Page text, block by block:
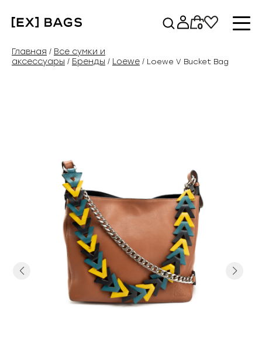
содержимому
0
Главная / Все сумки и
аксессуары / Бренды / Loewe / Loewe V Bucket Bag
Previous Next